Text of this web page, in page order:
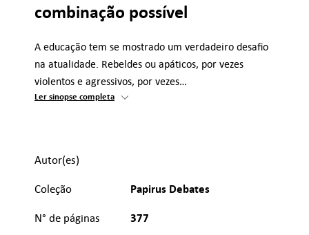
combinação possível
A educação tem se mostrado um verdadeiro desafio
na atualidade. Rebeldes ou apáticos, por vezes
violentos e agressivos, por vezes…
Ler sinopse completa
Autor(es)
Coleção Papirus Debates
N° de páginas 377